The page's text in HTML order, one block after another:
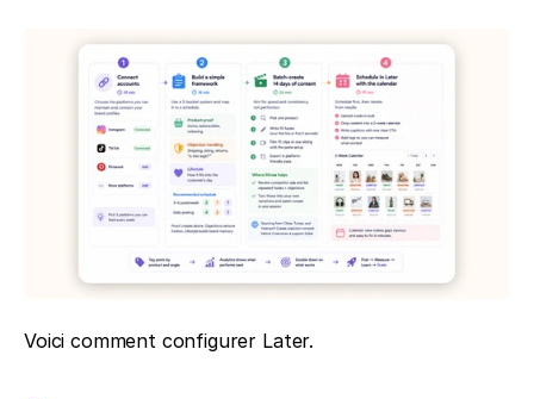
Voici comment configurer Later.